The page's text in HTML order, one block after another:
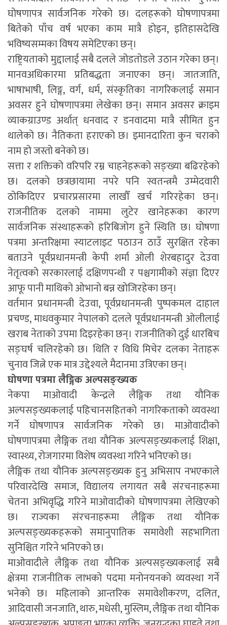
घोषणापत्र सार्वजनिक गरेको छ। दलहरूको घोषणापत्रमा
बितेको पाँच वर्ष भएका काम मात्रै होइन, इतिहासदेखि
भविष्यसम्मका विषय समेटिएका छन्।
राष्ट्रियताको मुद्दालाई सबै दलले जोडतोडले उठान गरेका छन्।
मानवअधिकारमा प्रतिबद्धता जनाएका छन्। जातजाति,
भाषाभाषी, लिङ्ग, वर्ग, धर्म, संस्कृतिका नागरिकलाई समान
अवसर हुने घोषणापत्रमा लेखेका छन्। समान अवसर क्राइम
व्याकग्राउण्ड अर्थात् धनवाद र डनवादमा मात्रै सीमित हुन
थालेको छ। नैतिकता हराएको छ। इमानदारिता कुन चराको
नाम हो जस्तो बनेको छ।
सत्ता र शक्तिको वरिपरि रम्न चाहनेहरूको सङ्ख्या बढिरहेको
छ। दलको छत्रछायामा नपरे पनि स्वतन्त्रमै उम्मेदवारी
ठोकिदिएर प्रचारप्रसारमा लाखौँ खर्च गरिरहेका छन्।
राजनीतिक दलको नाममा लुटेर खानेहरूका कारण
सार्वजनिक संस्थाहरूको हरिबिजोग हुने स्थिति छ। घोषणा
पत्रमा अन्तरिक्षमा स्याटलाइट पठाउन ठाउँ सुरक्षित रहेका
बताउने पूर्वप्रधानमन्त्री केपी शर्मा ओली शेरबहादुर देउवा
नेतृत्वको सरकारलाई दक्षिणपन्थी र पश्चगामीको संज्ञा दिएर
आफू पानी माथिको ओभानो बन्न खोजिरहेका छन्।
वर्तमान प्रधानमन्त्री देउवा, पूर्वप्रधानमन्त्री पुष्पकमल दाहाल
प्रचण्ड, माधवकुमार नेपालको दलले पूर्वप्रधानमन्त्री ओलीलाई
खराब नेताको उपमा दिइरहेका छन्। राजनीतिको दुई धारबिच
सङ्घर्ष चलिरहेको छ। थिति र विधि मिचेर दलका नेताहरू
चुनाव जित्ने एक मात्र उद्देश्यले मैदानमा उत्रिएका छन्।
घोषणा पत्रमा लैङ्गिक अल्पसङ्ख्यक
नेकपा माओवादी केन्द्रले लैङ्गिक तथा यौनिक
अल्पसङ्ख्यकलाई पहिचानसहितको नागरिकताको व्यवस्था
गर्ने घोषणापत्र सार्वजनिक गरेको छ। माओवादीको
घोषणापत्रमा लैङ्गिक तथा यौनिक अल्पसङ्ख्यकलाई शिक्षा,
स्वास्थ्य, रोजगारमा विशेष व्यवस्था गरिने भनिएको छ।
लैङ्गिक तथा यौनिक अल्पसङ्ख्यक हुनु अभिसाप नभएकाले
परिवारदेखि समाज, विद्यालय लगायत सबै संरचनाहरूमा
चेतना अभिवृद्धि गरिने माओवादीको घोषणापत्रमा लेखिएको
छ। राज्यका संरचनाहरूमा लैङ्गिक तथा यौनिक
अल्पसङ्ख्यकहरूको समानुपातिक समावेशी सहभागिता
सुनिश्चित गरिने भनिएको छ।
माओवादीले लैङ्गिक तथा यौनिक अल्पसङ्ख्यकलाई सबै
क्षेत्रमा राजनीतिक लाभको पदमा मनोनयनको व्यवस्था गर्ने
भनेको छ। महिलाको आन्तरिक समावेशीकरण, दलित,
आदिवासी जनजाति, थारु, मधेसी, मुस्लिम, लैङ्गिक तथा यौनिक